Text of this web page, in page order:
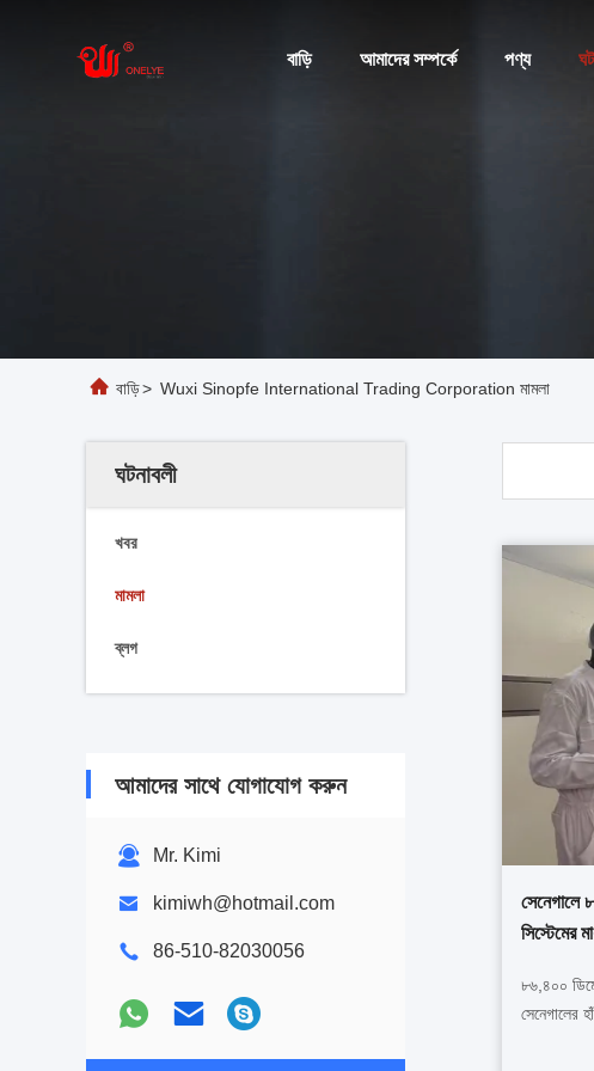
বাড়ি আমাদের সম্পর্কে পণ্য
বাড়ি> Wuxi Sinopfe International Trading Corporation মামলা
ঘটনাবলী
খবর
মামলা
ব্লগ
আমাদের সাথে যোগাযোগ করুন
Mr. Kimi
kimiwh@hotmail.com
86-510-82030056
সেনেগালে
সিস্টেমের
৮৬,৪০০
সেনেগালের